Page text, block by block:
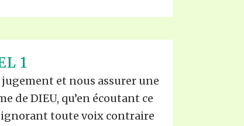
1
et nous assurer une
de DIEU, qu’en écoutant ce
toute voix contraire